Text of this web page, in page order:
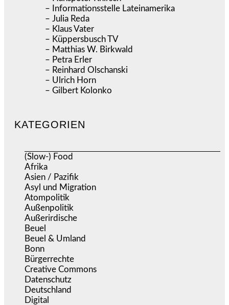
– Informationsstelle Lateinamerika
– Julia Reda
– Klaus Vater
– Küppersbusch TV
– Matthias W. Birkwald
– Petra Erler
– Reinhard Olschanski
– Ulrich Horn
– Gilbert Kolonko
KATEGORIEN
(Slow-) Food
Afrika
Asien / Pazifik
Asyl und Migration
Atompolitik
Außenpolitik
Außerirdische
Beuel
Beuel & Umland
Bonn
Bürgerrechte
Creative Commons
Datenschutz
Deutschland
Digital